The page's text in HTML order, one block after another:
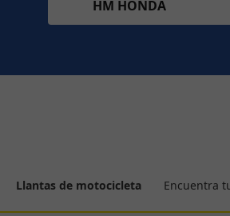
HM HONDA
Llantas de motocicleta Encuentra